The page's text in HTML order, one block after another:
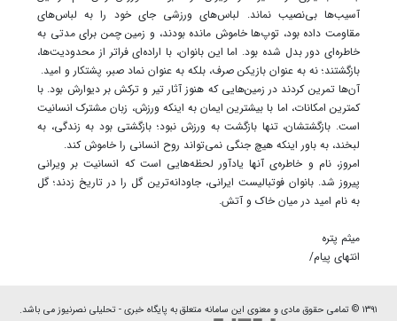
آسیب‌ها بی‌نصیب نماند. لباس‌های ورزشی جای خود را به لباس‌های
مقاومت داده بود، توپ‌ها خاموش مانده بودند، و زمین چمن برای مدتی به
خاطره‌ای دور بدل شده بود. اما این بانوان، با اراده‌ای فراتر از محدودیت‌ها،
بازگشتند؛ نه به عنوان بازیکن صرف، بلکه به عنوان نماد صبر، پشتکار و امید.
آن‌ها تمرین کردند در زمین‌هایی که هنوز آثار تیر و ترکش بر دیوارش بود. با
کمترین امکانات، اما با بیشترین ایمان به اینکه ورزش، زبان مشترک انسانیت
است. بازگشتشان، تنها بازگشت به ورزش نبود؛ بازگشتی بود به زندگی، به
لبخند، به باور اینکه هیچ جنگی نمی‌تواند روح انسانی را خاموش کند.
امروز، نام و خاطره‌ی آنها یادآور لحظه‌هایی است که انسانیت بر ویرانی
پیروز شد. بانوان فوتبالیست ایرانی، جاودانه‌ترین گل را در تاریخ زدند؛ گل
به نام امید در میان خاک و آتش.
میثم پتره
انتهای پیام/
۱۳۹۱ © تمامی حقوق مادی و معنوی این سامانه متعلق به پایگاه خبری - تحلیلی نصرنیوز می باشد.